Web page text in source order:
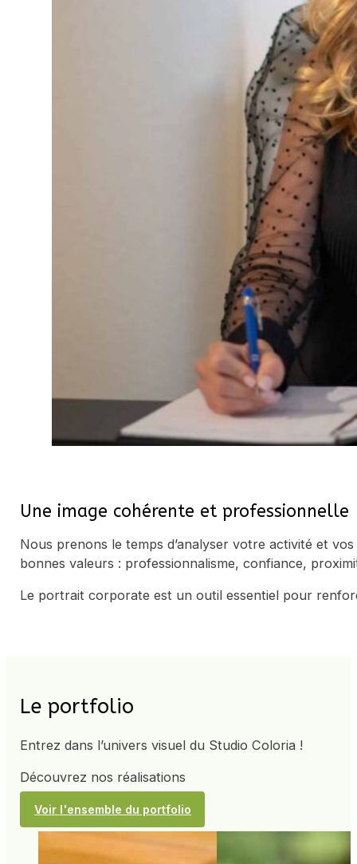
Une image cohérente et professionnelle
Nous prenons le temps d’analyser votre activité et
bonnes valeurs : professionnalisme, confiance,
Le portrait corporate est un outil essentiel pour
Le portfolio
Entrez dans l’univers visuel du Studio Coloria !
Découvrez nos réalisations
Voir l'ensemble du portfolio